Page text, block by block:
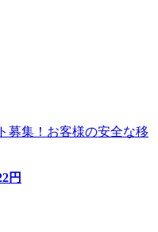
募集！お客様の安全な移
円